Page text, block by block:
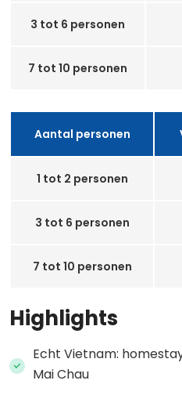
3 tot 6 personen
7 tot 10 personen
Aantal personen
1 tot 2 personen
3 tot 6 personen
7 tot 10 personen
Highlights
Echt Vietnam:
Mai Chau